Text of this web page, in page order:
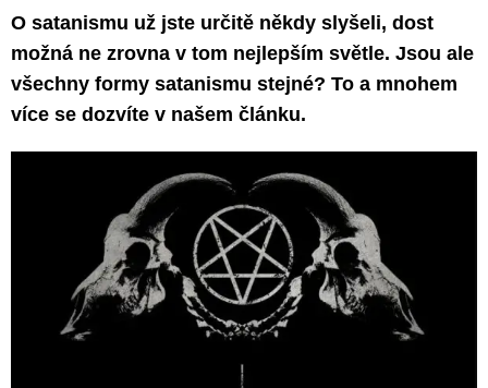
O satanismu už jste určitě někdy slyšeli, dost
možná ne zrovna v tom nejlepším světle. Jsou ale
všechny formy satanismu stejné? To a mnohem
více se dozvíte v našem článku.